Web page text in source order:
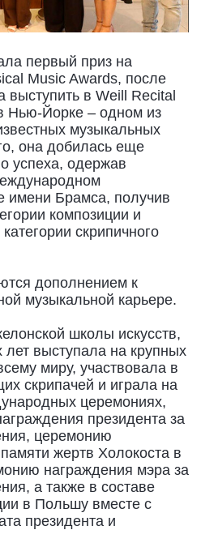
первый приз на
Music Awards, после
выступить в Weill Recital
Нью-Йорке – одном из
музыкальных
она добилась еще
успеха, одержав
имени Брамса, получив
композиции и
скрипичного
дополнением к
музыкальной карьере.
школы искусств,
лет выступала на крупных
миру, участвовала в
скрипачей и играла на
церемониях,
президента за
церемонию
жертв Холокоста в
награждения мэра за
а также в составе
в Польшу вместе с
президента и